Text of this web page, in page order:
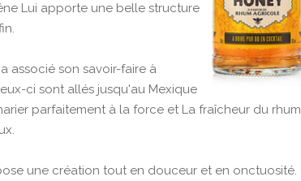
Lui apporte une belle structure
associé son savoir-faire à
ci sont allés jusqu'au Mexique
parfaitement à la force et La fraîcheur du rhum
une création tout en douceur et en onctuosité.